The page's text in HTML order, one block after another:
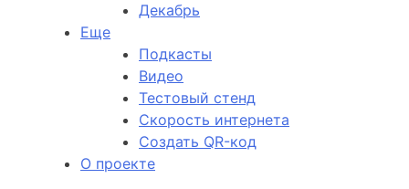
Декабрь
Еще
Подкасты
Видео
Тестовый стенд
Скорость интернета
Создать QR-код
О проекте